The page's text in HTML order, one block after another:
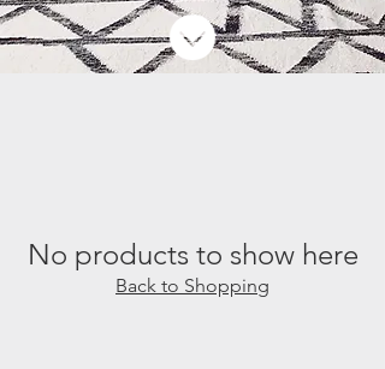
No products to show here
Back to Shopping